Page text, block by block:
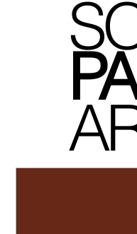
P